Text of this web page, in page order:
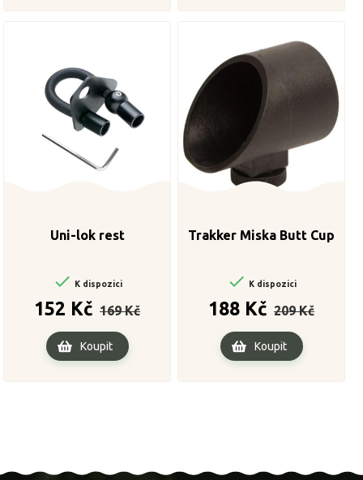
Uni-lok rest
 K dispozici
152 Kč
cena
169 Kč
Koupit
Trakker Miska Butt Cup
 K dispozici
188 Kč
cena
209 Kč
Koupit